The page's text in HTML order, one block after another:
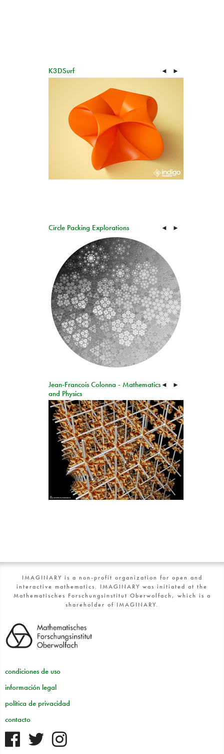
K3DSurf ◄ ►
Circle Packing Explorations ◄ ►
Jean-Francois Colonna - Mathematics
and Physics
◄ ►
IMAGINARY is a non-profit organization for open and
interactive mathematics. IMAGINARY was initiated at the
Mathematisches Forschungsinstitut Oberwolfach, which is a
shareholder of IMAGINARY.
condiciones de uso
información legal
política de privacidad
contacto